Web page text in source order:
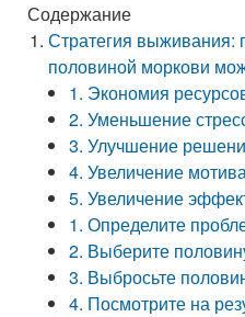
Содержание
Стратегия
половиной моркови
1. Экономия
2. Уменьшение
3. Улучшение
4. Увеличение
5. Увеличение
1. Определите
2. Выберите
3. Выбросьте
4. Посмотрите на